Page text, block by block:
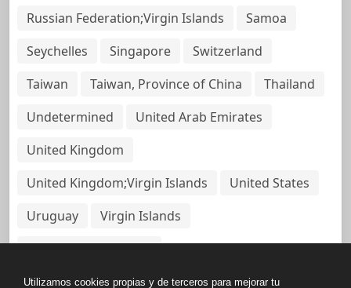
Russian Federation;Virgin Islands
Samoa
Seychelles
Singapore
Switzerland
Taiwan
Taiwan, Province of China
Thailand
Undetermined
United Arab Emirates
United Kingdom
United Kingdom;Virgin Islands
United States
Uruguay
Virgin Islands
Virgin Islands, British
Utilizamos cookies propias y de terceros para mejorar tu